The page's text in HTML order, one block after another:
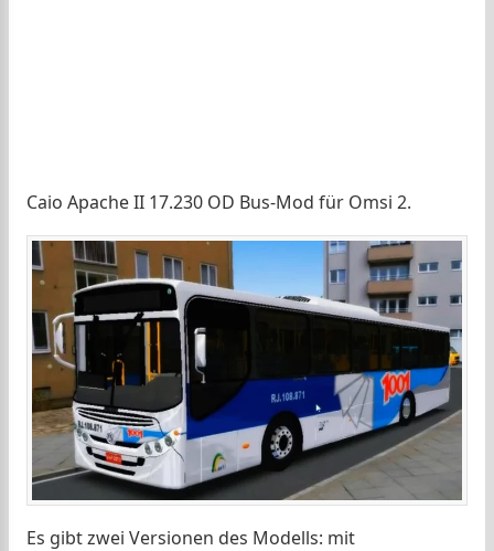
Caio Apache II 17.230 OD Bus-Mod für Omsi 2.
Es gibt zwei Versionen des Modells: mit